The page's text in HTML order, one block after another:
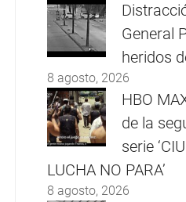
General
heridos
8 agosto, 2026
HBO
de la
serie
LUCHA NO PARA’
8 agosto, 2026